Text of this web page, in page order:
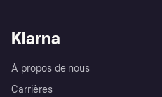
Klarna
À propos de nous
Carrières